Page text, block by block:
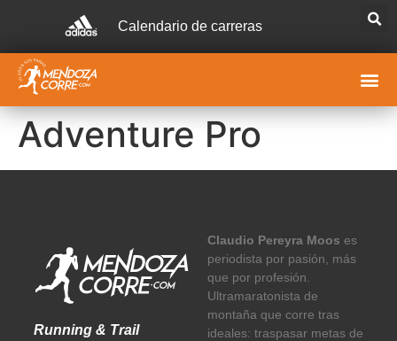
Calendario de carreras
Adventure Pro
Running & Trail
Claudio Pereyra Moos es
periodista por pasión, más
que por profesión.
Ultramaratonista de
montaña que corre tras
ideales: traspasar metas de